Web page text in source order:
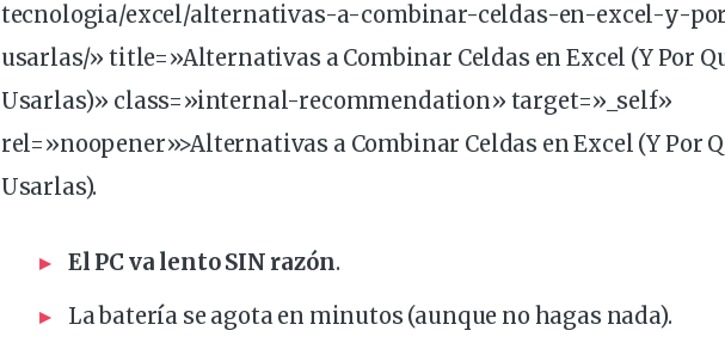
tecnologia/excel/alternativas-a-combinar-celdas-en-excel-y-
usarlas/» title=»Alternativas a Combinar Celdas en Excel (Y Por
Usarlas)» class=»internal-recommendation» target=»_self»
rel=»noopener»>Alternativas a Combinar Celdas en Excel (Y Por
Usarlas).
El PC va lento SIN razón.
La batería se agota en minutos (aunque no hagas nada).